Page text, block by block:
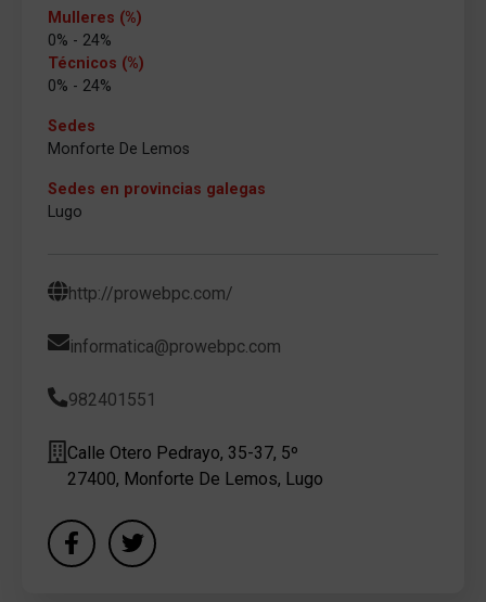
Mulleres (%)
0% - 24%
Técnicos (%)
0% - 24%
Sedes
Monforte De Lemos
Sedes en provincias galegas
Lugo
http://prowebpc.com/
informatica@prowebpc.com
982401551
Calle Otero Pedrayo, 35-37, 5º
27400, Monforte De Lemos, Lugo